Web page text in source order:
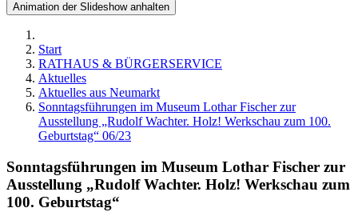
Animation der Slideshow anhalten
Start
RATHAUS & BÜRGERSERVICE
Aktuelles
Aktuelles aus Neumarkt
Sonntagsführungen im Museum Lothar Fischer zur
Ausstellung „Rudolf Wachter. Holz! Werkschau zum 100.
Geburtstag“ 06/23
Sonntagsführungen im Museum Lothar Fischer zur
Ausstellung „Rudolf Wachter. Holz! Werkschau zum
100. Geburtstag“